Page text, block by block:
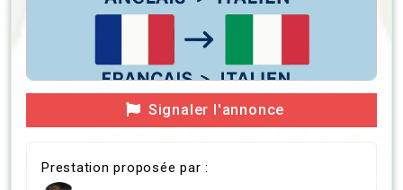
Signaler l'annonce
Prestation proposée par :